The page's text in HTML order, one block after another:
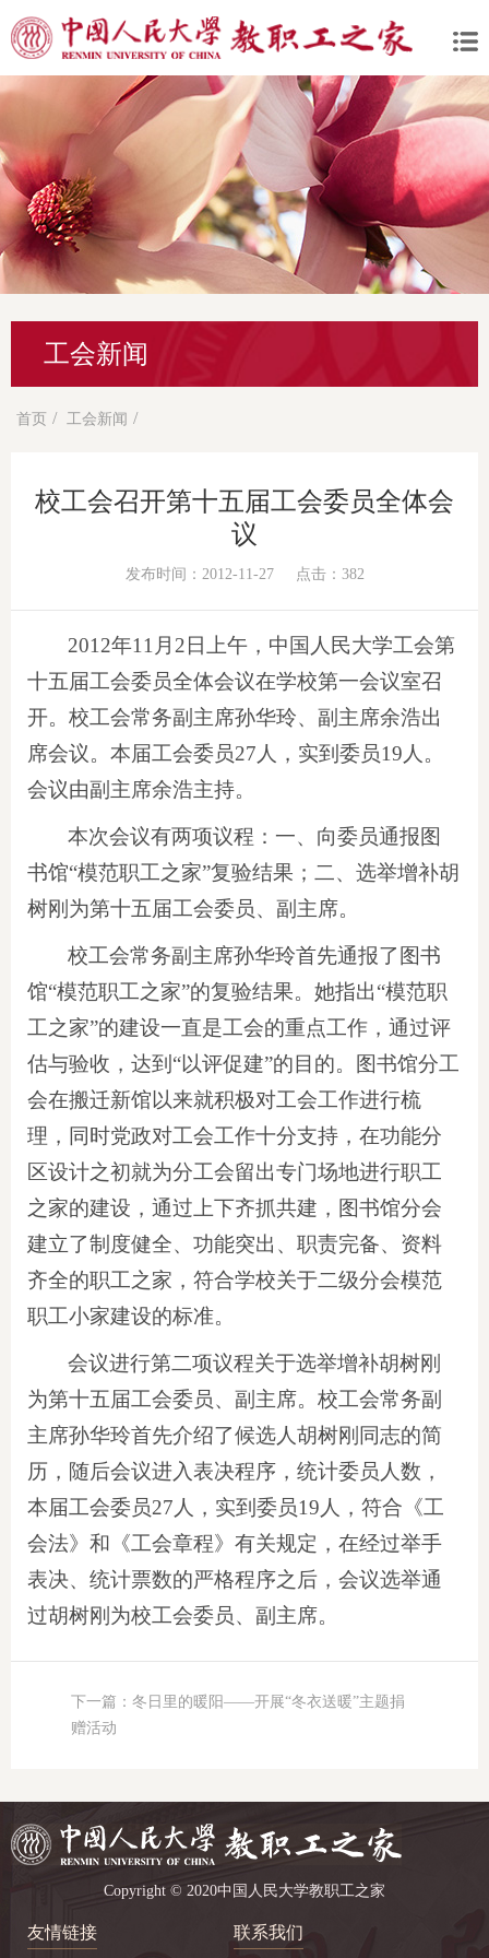
工会新闻
首页 / 工会新闻 /
校工会召开第十五届工会委员全体会
议
发布时间：2012-11-27 点击： 382
2012年11月2日上午，中国人民大学工会第
十五届工会委员全体会议在学校第一会议室召
开。校工会常务副主席孙华玲、副主席余浩出
席会议。本届工会委员27人，实到委员19人。
会议由副主席余浩主持。
本次会议有两项议程：一、向委员通报图
书馆“模范职工之家”复验结果；二、选举增补胡
树刚为第十五届工会委员、副主席。
校工会常务副主席孙华玲首先通报了图书
馆“模范职工之家”的复验结果。她指出“模范职
工之家”的建设一直是工会的重点工作，通过评
估与验收，达到“以评促建”的目的。图书馆分工
会在搬迁新馆以来就积极对工会工作进行梳
理，同时党政对工会工作十分支持，在功能分
区设计之初就为分工会留出专门场地进行职工
之家的建设，通过上下齐抓共建，图书馆分会
建立了制度健全、功能突出、职责完备、资料
齐全的职工之家，符合学校关于二级分会模范
职工小家建设的标准。
会议进行第二项议程关于选举增补胡树刚
为第十五届工会委员、副主席。校工会常务副
主席孙华玲首先介绍了候选人胡树刚同志的简
历，随后会议进入表决程序，统计委员人数，
本届工会委员27人，实到委员19人，符合《工
会法》和《工会章程》有关规定，在经过举手
表决、统计票数的严格程序之后，会议选举通
过胡树刚为校工会委员、副主席。
下一篇：冬日里的暖阳——开展“冬衣送暖”主题捐
赠活动
Copyright © 2020中国人民大学教职工之家
友情链接 联系我们